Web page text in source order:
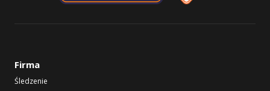
Firma
Śledzenie